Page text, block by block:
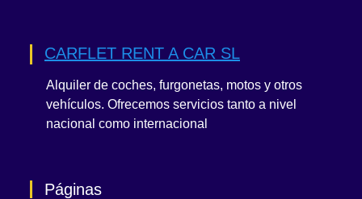
CARFLET RENT A CAR SL
Alquiler de coches, furgonetas, motos y otros
vehículos. Ofrecemos servicios tanto a nivel
nacional como internacional
Páginas